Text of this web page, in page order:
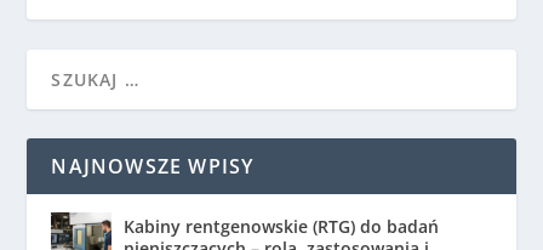
NAJNOWSZE WPISY
Kabiny rentgenowskie (RTG) do badań